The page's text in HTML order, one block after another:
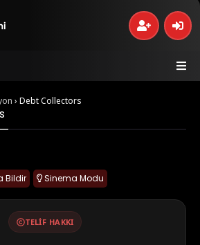
› Debt Collectors
Bildir Sinema Modu
TELIF HAKKI